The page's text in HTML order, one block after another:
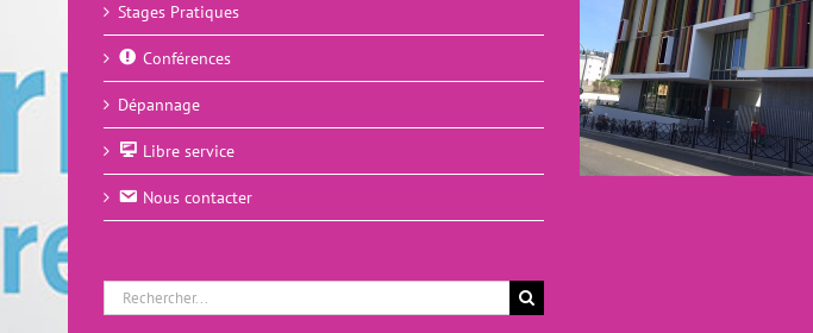
Stages Pratiques
Conférences
Dépannage
Libre service
Nous contacter
Rechercher: